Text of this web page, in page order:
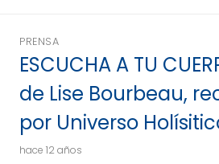
PRENSA
ESCUCHA A TU
de Lise Bourbeau,
por Universo
hace 12 años